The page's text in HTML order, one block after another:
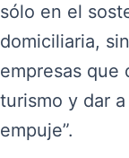
sólo en el
domiciliaria,
empresas que
turismo y dar
empuje”.